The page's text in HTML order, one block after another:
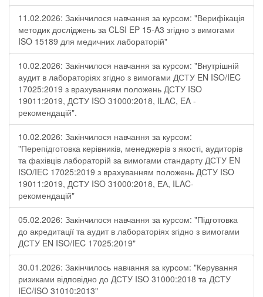
11.02.2026: Закінчилося навчання за курсом: "Верифікація
методик досліджень за CLSI EP 15-A3 згідно з вимогами
ISO 15189 для медичних лабораторій"
10.02.2026: Закінчилося навчання за курсом: "Внутрішній
аудит в лабораторіях згідно з вимогами ДСТУ EN ISO/IEC
17025:2019 з врахуванням положень ДСТУ ISO
19011:2019, ДСТУ ISO 31000:2018, ILAC, EA -
рекомендацій".
10.02.2026: Закінчилося навчання за курсом:
"Перепідготовка керівників, менеджерів з якості, аудиторів
та фахівців лабораторій за вимогами стандарту ДСТУ EN
ISO/IEC 17025:2019 з врахуванням положень ДСТУ ISO
19011:2019, ДСТУ ISO 31000:2018, ЕА, ILAC-
рекомендацій"
05.02.2026: Закінчилося навчання за курсом: "Підготовка
до акредитації та аудит в лабораторіях згідно з вимогами
ДСТУ EN ISO/IEC 17025:2019"
30.01.2026: Закінчилось навчання за курсом: "Керування
ризиками відповідно до ДСТУ ISO 31000:2018 та ДСТУ
IEC/ISO 31010:2013"